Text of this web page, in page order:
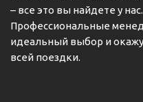
– все это вы найдете у нас.
Профессиональные
идеальный выбор и
всей поездки.